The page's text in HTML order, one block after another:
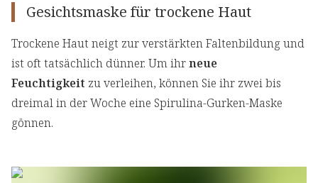
Gesichtsmaske für trockene Haut
Trockene Haut neigt zur verstärkten Faltenbildung und
ist oft tatsächlich dünner. Um ihrneue
Feuchtigkeit zu verleihen, können Sie ihr zwei bis
dreimal in der Woche eine Spirulina-Gurken-Maske
gönnen.